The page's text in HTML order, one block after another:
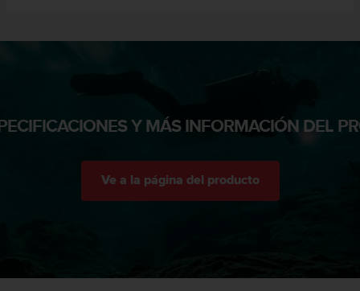
Y MÁS INFORMACIÓN DEL
Ve a la página del producto